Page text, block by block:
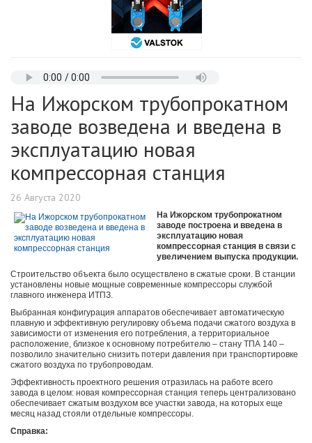
На Ижорском трубопрокатном
заводе возведена и введена в
эксплуатацию новая
компрессорная станция
26 Августа 2020
На Ижорском трубопрокатном
заводе построена и введена в
эксплуатацию новая
компрессорная станция в связи с
увеличением выпуска продукции.
Строительство объекта было осуществлено в сжатые сроки. В станции
установлены новые мощные современные компрессоры службой
главного инженера ИТПЗ.
Выбранная конфигурация аппаратов обеспечивает автоматическую
плавную и эффективную регулировку объема подачи сжатого воздуха в
зависимости от изменения его потребления, а территориальное
расположение, близкое к основному потребителю – стану ТПА 140 –
позволило значительно снизить потери давления при транспортировке
сжатого воздуха по трубопроводам.
Эффективность проектного решения отразилась на работе всего
завода в целом: новая компрессорная станция теперь централизовано
обеспечивает сжатым воздухом все участки завода, на которых еще
месяц назад стояли отдельные компрессоры.
Справка: